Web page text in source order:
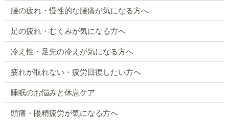
腰の疲れ・慢性的な腰痛が気になる方へ
足の疲れ・むくみが気になる方へ
冷え性・足先の冷えが気になる方へ
疲れが取れない・疲労回復したい方へ
睡眠のお悩みと休息ケア
頭痛・眼精疲労が気になる方へ